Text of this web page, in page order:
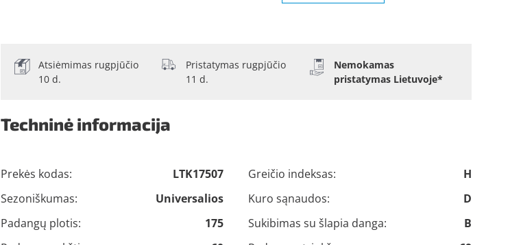
Atsiėmimas rugpjūčio
10 d.
Pristatymas rugpjūčio
11 d.
Nemokamas
pristatymas Lietuvoje*
Techninė informacija
Prekės kodas:
LTK17507
Sezoniškumas:
Universalios
Padangų plotis:
175
Greičio indeksas:
H
Kuro sąnaudos:
D
Sukibimas su šlapia danga:
B